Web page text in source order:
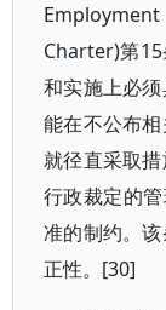
Charter)第
和实施上必
能在不公布
就径直采取
行政裁定的
准的制约。
正性。[30]